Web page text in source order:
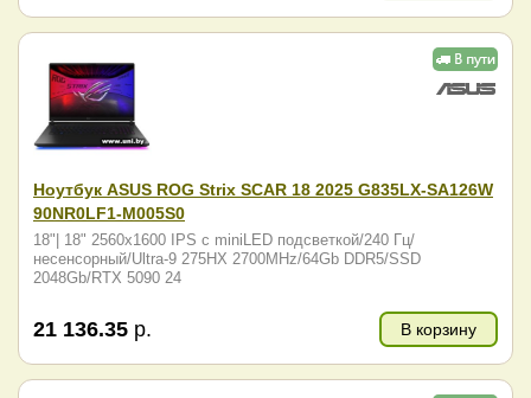
Ноутбук ASUS ROG Strix SCAR 18 2025 G835LX-SA126W
90NR0LF1-M005S0
18"| 18" 2560x1600 IPS с miniLED подсветкой/240 Гц/
несенсорный/Ultra-9 275HX 2700MHz/64Gb DDR5/SSD
2048Gb/RTX 5090 24
21 136.35 р. В корзину